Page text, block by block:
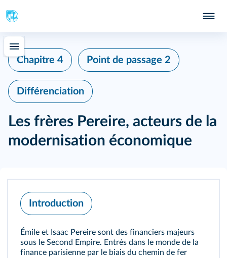
Chapitre 4 Point de passage 2
Différenciation
Les frères Pereire, acteurs de la
modernisation économique
Introduction
Émile et Isaac Pereire sont des financiers majeurs
sous le Second Empire. Entrés dans le monde de la
finance parisienne par le biais du chemin de fer